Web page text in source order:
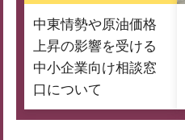
中東情勢や原油価格
上昇の影響を受ける
中小企業向け相談窓
口について